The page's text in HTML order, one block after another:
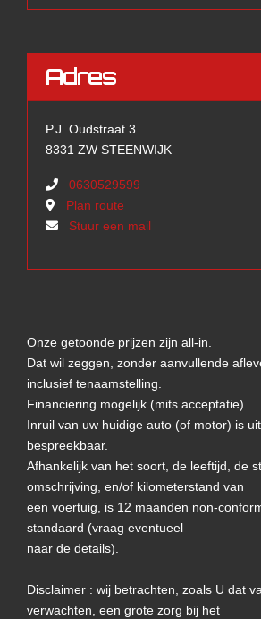
Onze getoonde prijzen zijn all-in.
Dat wil zeggen, zonder aanvullende
inclusief tenaamstelling.
Financiering mogelijk (mits acceptatie).
Inruil van uw huidige auto (of motor) is
bespreekbaar.
Afhankelijk van het soort, de leeftijd, de
omschrijving, en/of kilometerstand van
een voertuig, is 12 maanden non-
standaard (vraag eventueel
naar de details).
Disclaimer : wij betrachten, zoals U dat
verwachten, een grote zorg bij het
Adres
P.J. Oudstraat 3
8331 ZW STEENWIJK
0630529599
Plan route
Stuur een mail